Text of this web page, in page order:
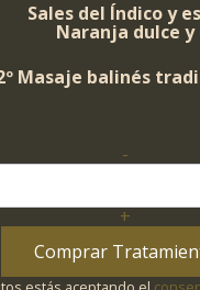
Sales del Índico y
Naranja dulce y
Masaje balinés
-
+
Comprar